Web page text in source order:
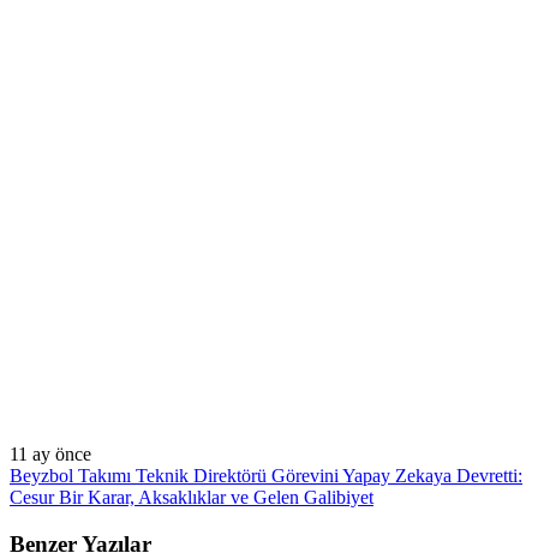
11 ay önce
Beyzbol Takımı Teknik Direktörü Görevini Yapay Zekaya Devretti:
Cesur Bir Karar, Aksaklıklar ve Gelen Galibiyet
Benzer Yazılar